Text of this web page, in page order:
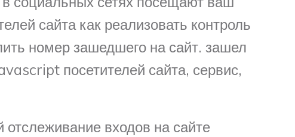
сайта как реализовать контроль
номер зашедшего на сайт. зашел
посетителей сайта, сервис,
отслеживание входов на сайте